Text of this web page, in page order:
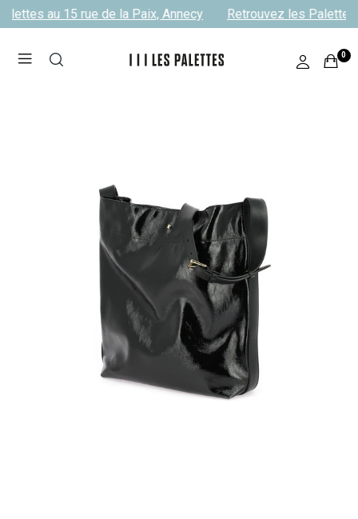
au 15 rue de la Paix, Annecy Retrouvez les Palettes
0